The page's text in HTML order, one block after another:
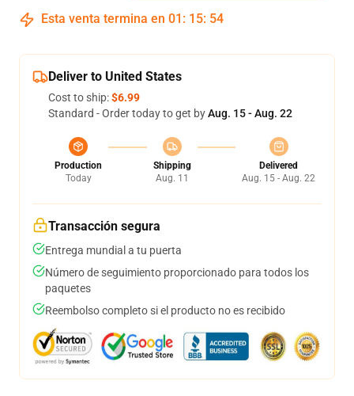
Esta venta termina en 01 : 15: 53
Deliver to United States
Cost to ship:$6.99
Standard - Order today to get byAug. 15 - Aug. 22
Production
Today
Shipping
Aug. 11
Delivered
Aug. 15 - Aug. 22
Transacción segura
Entrega mundial a tu puerta
Número de seguimiento proporcionado para todos los
paquetes
Reembolso completo si el producto no es recibido